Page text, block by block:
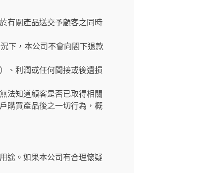
有關產品送交予顧客之同時
下，本公司不會向閣下退款
、利潤或任何間接或後遺損
法知道顧客是否已取得相關
購買產品後之一切行為，概
途。如果本公司有合理懷疑